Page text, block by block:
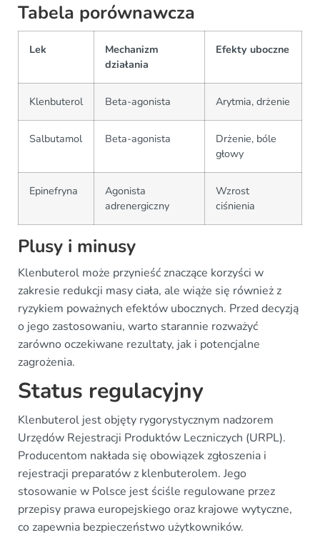
Tabela porównawcza
Lek
Mechanizm
działania
Efekty uboczne
Klenbuterol Beta-agonista Arytmia, drżenie
Salbutamol Beta-agonista
Drżenie, bóle
głowy
Epinefryna
Agonista
adrenergiczny
Wzrost
ciśnienia
Plusy i minusy
Klenbuterol może przynieść znaczące korzyści w
zakresie redukcji masy ciała, ale wiąże się również z
ryzykiem poważnych efektów ubocznych. Przed decyzją
o jego zastosowaniu, warto starannie rozważyć
zarówno oczekiwane rezultaty, jak i potencjalne
zagrożenia.
Status regulacyjny
Klenbuterol jest objęty rygorystycznym nadzorem
Urzędów Rejestracji Produktów Leczniczych (URPL).
Producentom nakłada się obowiązek zgłoszenia i
rejestracji preparatów z klenbuterolem. Jego
stosowanie w Polsce jest ściśle regulowane przez
przepisy prawa europejskiego oraz krajowe wytyczne,
co zapewnia bezpieczeństwo użytkowników.